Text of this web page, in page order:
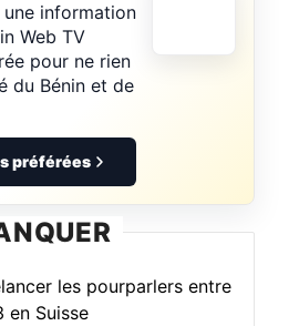
information
Web TV
pour ne rien
du Bénin et de
préférées
les pourparlers entre
en Suisse